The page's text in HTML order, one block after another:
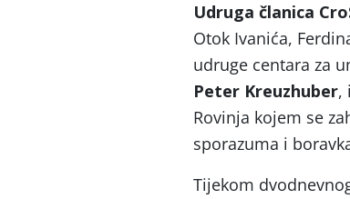
Udruga članica
Otok Ivanića,
udruge centara za
Peter Kreuzhuber,
Rovinja kojem se
sporazuma i
Tijekom